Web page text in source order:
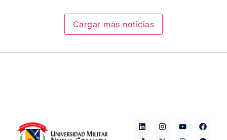
Cargar más noticias